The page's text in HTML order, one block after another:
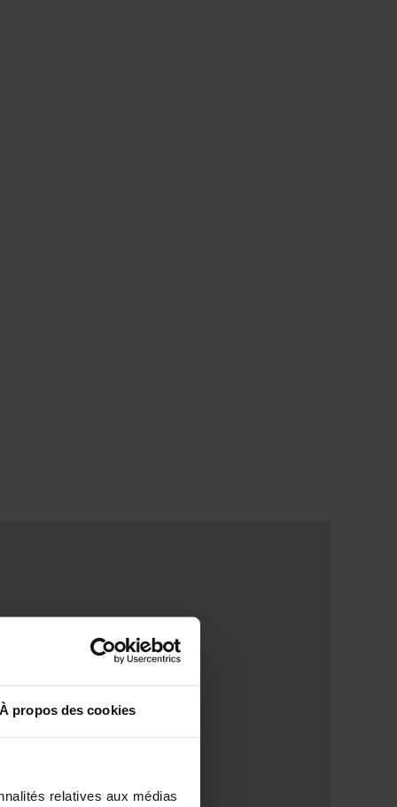
À propos des cookies
relatives aux médias